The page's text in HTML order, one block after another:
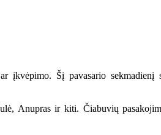
Šį pavasario sekmadienį
Anupras ir kiti. Čiabuvių